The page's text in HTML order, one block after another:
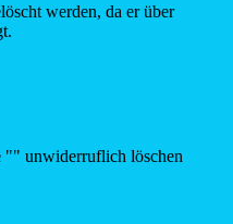
werden, da er über
"" unwiderruflich löschen